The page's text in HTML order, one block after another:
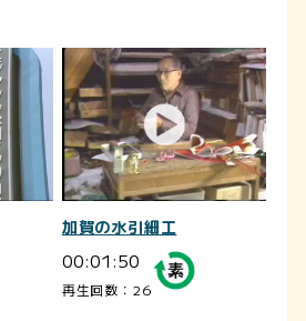
加賀の水引細工
00:01:50
再生回数：26